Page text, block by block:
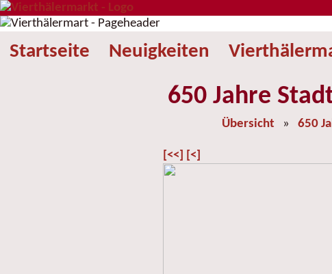
Startseite Neuigkeiten
650 Jahre
Übersicht » 650
[<<] [<]